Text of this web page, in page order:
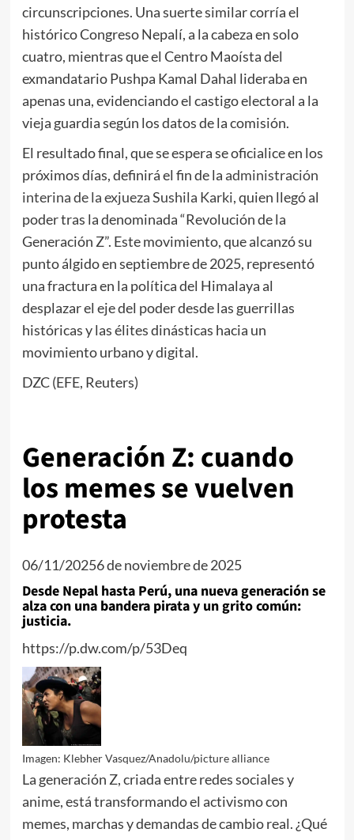
circunscripciones. Una suerte similar corría el
histórico Congreso Nepalí, a la cabeza en solo
cuatro, mientras que el Centro Maoísta del
exmandatario Pushpa Kamal Dahal lideraba en
apenas una, evidenciando el castigo electoral a la
vieja guardia según los datos de la comisión.
El resultado final, que se espera se oficialice en los
próximos días, definirá el fin de la administración
interina de la exjueza Sushila Karki, quien llegó al
poder tras la denominada “Revolución de la
Generación Z”. Este movimiento, que alcanzó su
punto álgido en septiembre de 2025, representó
una fractura en la política del Himalaya al
desplazar el eje del poder desde las guerrillas
históricas y las élites dinásticas hacia un
movimiento urbano y digital.
DZC (EFE, Reuters)
Generación Z: cuando
los memes se vuelven
protesta
06/11/20256 de noviembre de 2025
Desde Nepal hasta Perú, una nueva generación se
alza con una bandera pirata y un grito común:
justicia.
https://p.dw.com/p/53Deq
Imagen: Klebher Vasquez/Anadolu/picture alliance
La generación Z, criada entre redes sociales y
anime, está transformando el activismo con
memes, marchas y demandas de cambio real. ¿Qué